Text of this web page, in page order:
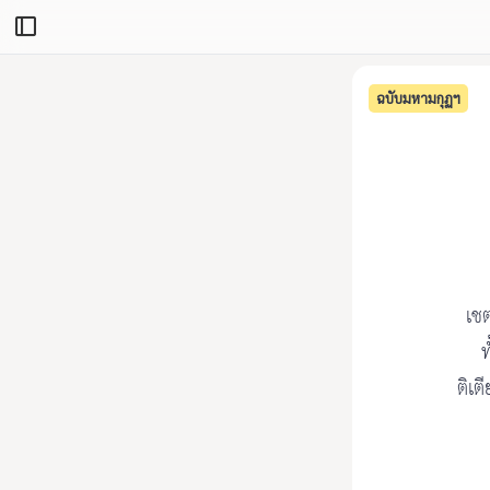
ฉบับมหามกุฏฯ
เ
ติเ